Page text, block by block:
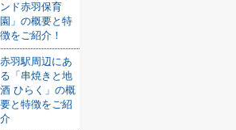
ンド赤羽保育
園」の概要と特
徴をご紹介！
赤羽駅周辺にあ
る「串焼きと地
酒 ひらく」の概
要と特徴をご紹
介